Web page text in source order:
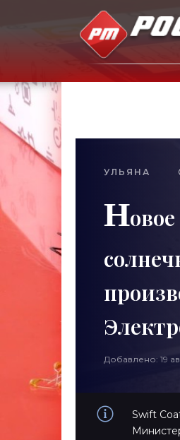
УЛЬЯНА
Н
Добавлено: 19
Swift